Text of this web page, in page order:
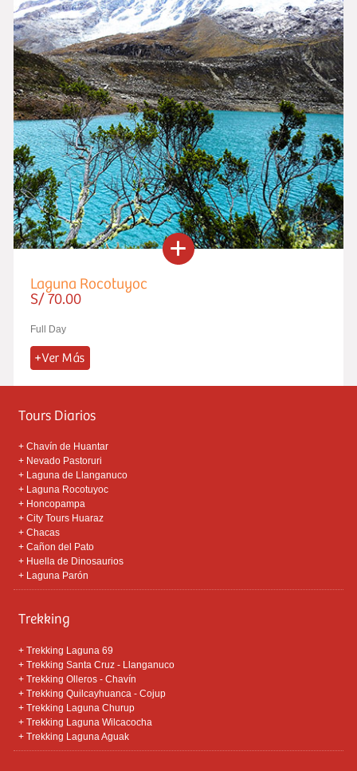
Laguna Rocotuyoc
S/ 70.00
Full Day
Tours Diarios
+ Chavín de Huantar
+ Nevado Pastoruri
+ Laguna de Llanganuco
+ Laguna Rocotuyoc
+ Honcopampa
+ City Tours Huaraz
+ Chacas
+ Cañon del Pato
+ Huella de Dinosaurios
+ Laguna Parón
Trekking
+ Trekking Laguna 69
+ Trekking Santa Cruz - Llanganuco
+ Trekking Olleros - Chavín
+ Trekking Quilcayhuanca - Cojup
+ Trekking Laguna Churup
+ Trekking Laguna Wilcacocha
+ Trekking Laguna Aguak